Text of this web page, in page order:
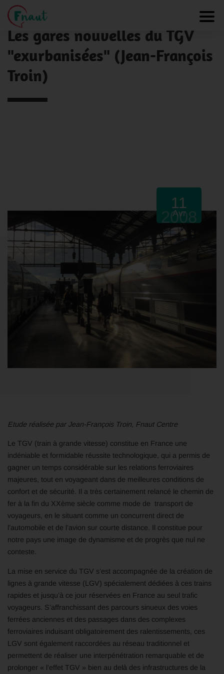
Panneau de gestion des cookies
NOS ACTUALITÉS
Les gares nouvelles du TGV
"exurbanisées" (Jean-François
Troin)
11
Avr
2008
Etude réalisée par Jean-François Troin, Fnaut Centre
Le TGV (train à grande vitesse) constitue en France une
indéniable et formidable réussite technologique, qui a permis de
gagner un temps considérable sur les relations ferroviaires
majeures, tout en voyageant dans de meilleures conditions de
confort et de sécurité. Il a très certainement relancé le chemin de
fer à la fin du XXème siècle comme mode de transport de
voyageurs, en le situant comme un concurrent direct de
l’automobile et de l’avion sur courte distance. Il constitue pour
notre pays une image de dynamisme et de progrès que nul ne
conteste.
La mise en service du TGV s’est accompagnée de la création de
lignes à grande vitesse (LGV) spécialement dédiées à ces trains
rapides et jusqu’à ce jour réservées en France au seul trafic
voyageurs. S’affranchissant des parcours sinueux des voies
ferrées anciennes et des passages dans des complexes
ferroviaires induisant obligatoirement des ralentissements, ces
LGV sont également raccordées au réseau traditionnel et
permettent de réaliser une interpénétration remarquable et de
prolonger « l’effet TGV » bien au delà des infrastructures de la